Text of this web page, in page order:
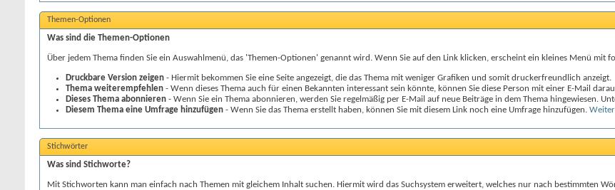
Themen-Optionen
Was sind die Themen-Optionen
Über jedem Thema finden Sie ein Auswahlmenü, das 'Themen-Optionen' genannt wird. Wenn Sie auf den Link klicken, erscheint ein kleines Menü mit
Druckbare Version zeigen - Hiermit bekommen Sie eine Seite angezeigt, die das Thema mit weniger Grafiken und somit druckerfreundlich anzeigt.
Thema weiterempfehlen - Wenn dieses Thema auch für einen Bekannten interessant sein könnte, können Sie diese Person mit einer E-Mail
Dieses Thema abonnieren - Wenn Sie ein Thema abonnieren, werden Sie regelmäßig per E-Mail auf neue Beiträge in dem Thema hingewiesen.
Diesem Thema eine Umfrage hinzufügen - Wenn Sie das Thema erstellt haben, können Sie mit diesem Link noch eine Umfrage hinzufügen.
Stichwörter
Was sind Stichworte?
Mit Stichworten kann man einfach nach Themen mit gleichem Inhalt suchen. Hiermit wird das Suchsystem erweitert, welches nur nach bestimmten